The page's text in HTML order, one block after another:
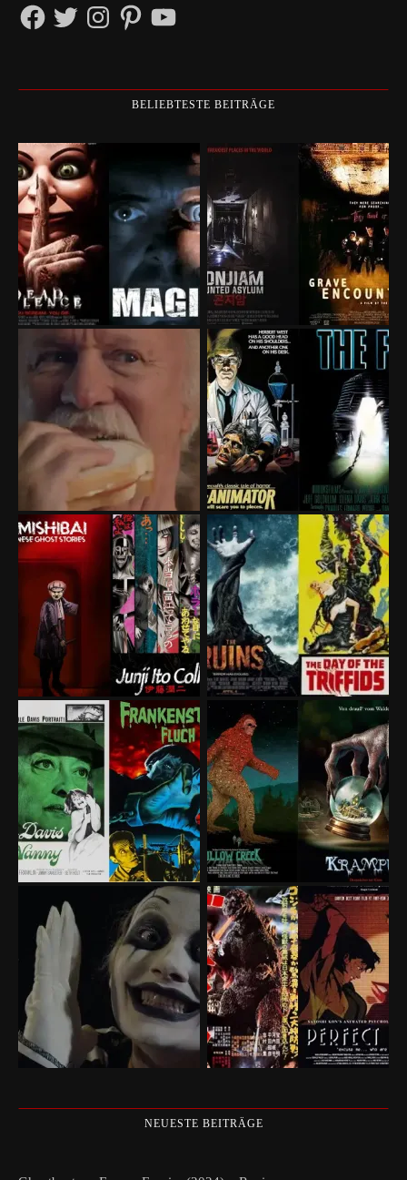
FacebookTwitterInstagramPinterestYouTube
BELIEBTESTE BEITRÄGE
NEUESTE BEITRÄGE